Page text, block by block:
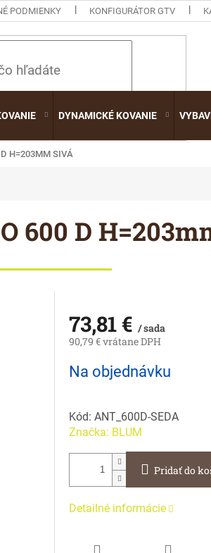
PODMIENKY KONFIGURÁTOR GTV
DYNAMICKÉ KOVANIE
H=203MM SIVÁ
600 D
73,81 € / sada
90,79 € vrátane DPH
Jednotková
cena:
Na objednávku
Kód: ANT_600D-SEDA
Značka: BLUM
Pridať do
Detailné informácie